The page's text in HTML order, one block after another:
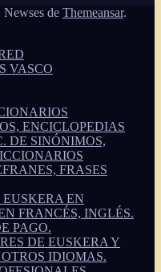
Newses de Themeansar.
VASCO
ENCICLOPEDIAS
DE SINÓNIMOS,
FRASES
EUSKERA EN
FRANCÉS, INGLÉS.
PAGO.
DE EUSKERA Y
IDIOMAS.